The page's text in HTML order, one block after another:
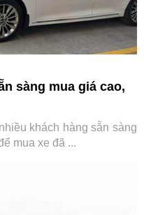
sàng mua giá cao,
khách hàng sẵn sàng
mua xe đã ...